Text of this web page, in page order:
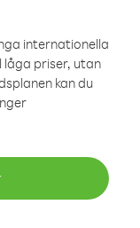
internationella
låga priser, utan
kan du